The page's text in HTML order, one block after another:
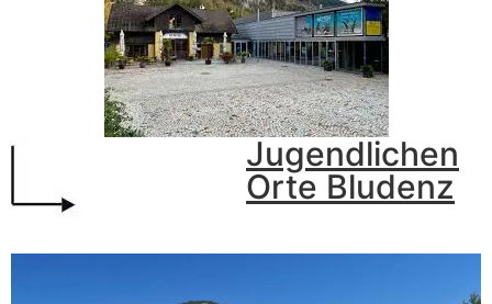
Jugendlichen
Orte Bludenz